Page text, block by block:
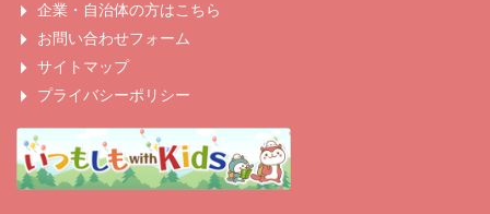
企業・自治体の方はこちら
お問い合わせフォーム
サイトマップ
プライバシーポリシー